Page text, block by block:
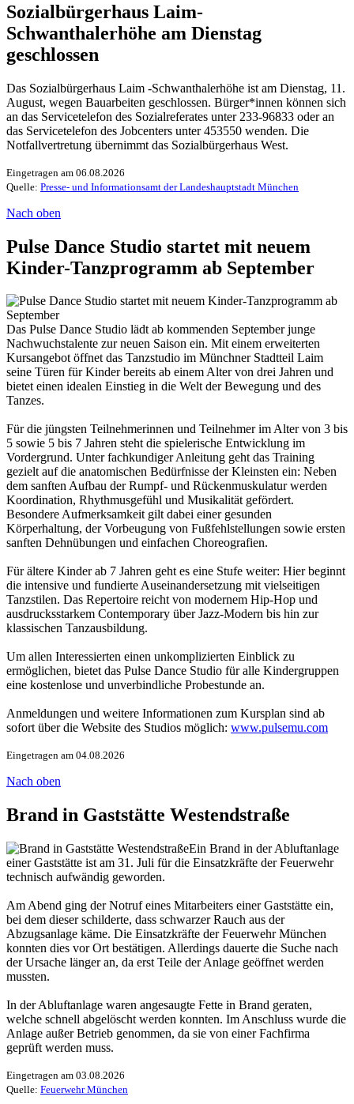
Sozialbürgerhaus Laim-
Schwanthalerhöhe am Dienstag
geschlossen
Das Sozialbürgerhaus Laim -Schwanthalerhöhe ist am Dienstag, 11.
August, wegen Bauarbeiten geschlossen. Bürger*innen können sich
an das Servicetelefon des Sozialreferates unter 233-96833 oder an
das Servicetelefon des Jobcenters unter 453550 wenden. Die
Notfallvertretung übernimmt das Sozialbürgerhaus West.
Eingetragen am 06.08.2026
Quelle: Presse- und Informationsamt der Landeshauptstadt München
Nach oben
Pulse Dance Studio startet mit neuem
Kinder-Tanzprogramm ab September
Das Pulse Dance Studio lädt ab kommenden September junge
Nachwuchstalente zur neuen Saison ein. Mit einem erweiterten
Kursangebot öffnet das Tanzstudio im Münchner Stadtteil Laim
seine Türen für Kinder bereits ab einem Alter von drei Jahren und
bietet einen idealen Einstieg in die Welt der Bewegung und des
Tanzes.
Für die jüngsten Teilnehmerinnen und Teilnehmer im Alter von 3 bis
5 sowie 5 bis 7 Jahren steht die spielerische Entwicklung im
Vordergrund. Unter fachkundiger Anleitung geht das Training
gezielt auf die anatomischen Bedürfnisse der Kleinsten ein: Neben
dem sanften Aufbau der Rumpf- und Rückenmuskulatur werden
Koordination, Rhythmusgefühl und Musikalität gefördert.
Besondere Aufmerksamkeit gilt dabei einer gesunden
Körperhaltung, der Vorbeugung von Fußfehlstellungen sowie ersten
sanften Dehnübungen und einfachen Choreografien.
Für ältere Kinder ab 7 Jahren geht es eine Stufe weiter: Hier beginnt
die intensive und fundierte Auseinandersetzung mit vielseitigen
Tanzstilen. Das Repertoire reicht von modernem Hip-Hop und
ausdrucksstarkem Contemporary über Jazz-Modern bis hin zur
klassischen Tanzausbildung.
Um allen Interessierten einen unkomplizierten Einblick zu
ermöglichen, bietet das Pulse Dance Studio für alle Kindergruppen
eine kostenlose und unverbindliche Probestunde an.
Anmeldungen und weitere Informationen zum Kursplan sind ab
sofort über die Website des Studios möglich: www.pulsemu.com
Eingetragen am 04.08.2026
Nach oben
Brand in Gaststätte Westendstraße
Ein Brand in der Abluftanlage
einer Gaststätte ist am 31. Juli für die Einsatzkräfte der Feuerwehr
technisch aufwändig geworden.
Am Abend ging der Notruf eines Mitarbeiters einer Gaststätte ein,
bei dem dieser schilderte, dass schwarzer Rauch aus der
Abzugsanlage käme. Die Einsatzkräfte der Feuerwehr München
konnten dies vor Ort bestätigen. Allerdings dauerte die Suche nach
der Ursache länger an, da erst Teile der Anlage geöffnet werden
mussten.
In der Abluftanlage waren angesaugte Fette in Brand geraten,
welche schnell abgelöscht werden konnten. Im Anschluss wurde die
Anlage außer Betrieb genommen, da sie von einer Fachfirma
geprüft werden muss.
Eingetragen am 03.08.2026
Quelle: Feuerwehr München